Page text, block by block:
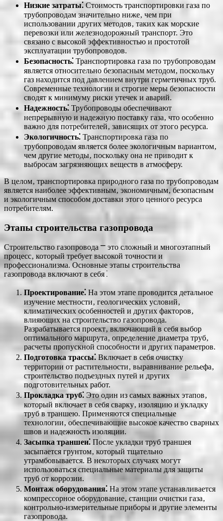
Низкие затраты⁚ Стоимость транспортировки газа по
трубопроводам значительно ниже‚ чем при
использовании других методов‚ таких как морские
перевозки или железнодорожный транспорт. Это
связано с высокой эффективностью и простотой
эксплуатации трубопроводов.
Безопасность⁚ Транспортировка газа по трубопроводам
является относительно безопасным методом‚ поскольку
газ находится под давлением внутри герметичных труб.
Современные технологии и строгие меры безопасности
сводят к минимуму риски утечек и аварий.
Надежность⁚ Трубопроводы обеспечивают
непрерывную и надежную поставку газа‚ что особенно
важно для потребителей‚ зависящих от этого ресурса.
Экологичность⁚ Транспортировка газа по
трубопроводам является более экологичным вариантом‚
чем другие методы‚ поскольку она не приводит к
выбросам загрязняющих веществ в атмосферу.
В целом‚ транспортировка природного газа по трубопроводам
является наиболее эффективным‚ экономичным‚ безопасным
и экологичным способом доставки этого ценного ресурса
потребителям.
Этапы строительства газопровода
Строительство газопровода ⎻ это сложный и многоэтапный
процесс‚ который требует высокой точности и
профессионализма. Основные этапы строительства
газопровода включают в себя⁚
Проектирование⁚ На этом этапе проводится детальное
изучение местности‚ геологических условий‚
климатических особенностей и других факторов‚
влияющих на строительство газопровода.
Разрабатывается проект‚ включающий в себя выбор
оптимального маршрута‚ определение диаметра труб‚
расчеты пропускной способности и других параметров.
Подготовка трассы⁚ Включает в себя очистку
территории от растительности‚ выравнивание рельефа‚
строительство подъездных путей и других
подготовительных работ.
Прокладка труб⁚ Это один из самых важных этапов‚
который включает в себя сварку‚ изоляцию и укладку
труб в траншею. Применяются специальные
технологии‚ обеспечивающие высокое качество сварных
швов и надежность изоляции.
Засыпка траншеи⁚ После укладки труб траншея
засыпается грунтом‚ который тщательно
утрамбовывается. В некоторых случаях могут
использоваться специальные материалы для защиты
труб от коррозии.
Монтаж оборудования⁚ На этом этапе устанавливается
компрессорное оборудование‚ станции очистки газа‚
контрольно-измерительные приборы и другие элементы
газопровода.